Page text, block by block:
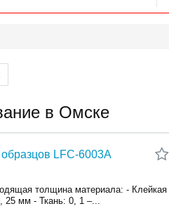
в Омске
LFC-6003A
толщина материала: - Клейкая
25 мм - Ткань: 0, 1 –...